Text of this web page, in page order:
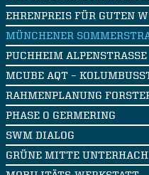
EHRENPREIS FÜR GUTEN
MÜNCHENER
PUCHHEIM ALPENSTRASSE
MCUBE AQT –
RAHMENPLANUNG
PHASE 0 GERMERING
SWM DIALOG
GRÜNE MITTE